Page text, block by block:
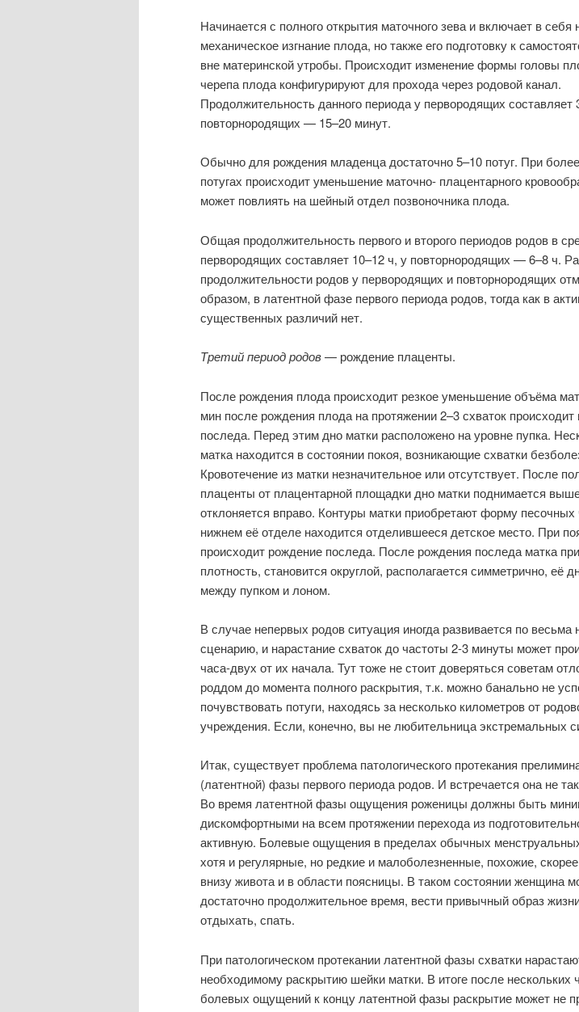
Начинается с полного открытия маточного зева и включает в себя
механическое изгнание плода, но также его подготовку к
вне материнской утробы. Происходит изменение формы головы
черепа плода конфигурируют для прохода через родовой канал.
Продолжительность данного периода у первородящих составляет
повторнородящих — 15–20 минут.
Обычно для рождения младенца достаточно 5–10 потуг. При
потугах происходит уменьшение маточно- плацентарного
может повлиять на шейный отдел позвоночника плода.
Общая продолжительность первого и второго периодов родов в
первородящих составляет 10–12 ч, у повторнородящих — 6–8 ч.
продолжительности родов у первородящих и повторнородящих
образом, в латентной фазе первого периода родов, тогда как в
существенных различий нет.
Третий период родов— рождение плаценты.
После рождения плода происходит резкое уменьшение объёма
мин после рождения плода на протяжении 2–3 схваток происходит
последа. Перед этим дно матки расположено на уровне пупка.
матка находится в состоянии покоя, возникающие схватки
Кровотечение из матки незначительное или отсутствует. После
плаценты от плацентарной площадки дно матки поднимается
отклоняется вправо. Контуры матки приобретают форму песочных
нижнем её отделе находится отделившееся детское место. При
происходит рождение последа. После рождения последа матка
плотность, становится округлой, располагается симметрично, её
между пупком и лоном.
В случае непервых родов ситуация иногда развивается по
сценарию, и нарастание схваток до частоты 2-3 минуты может
часа-двух от их начала. Тут тоже не стоит доверяться советам
роддом до момента полного раскрытия, т.к. можно банально не
почувствовать потуги, находясь за несколько километров от
учреждения. Если, конечно, вы не любительница экстремальных
Итак, существует проблема патологического протекания
(латентной) фазы первого периода родов. И встречается она не
Во время латентной фазы ощущения роженицы должны быть
дискомфортными на всем протяжении перехода из
активную. Болевые ощущения в пределах обычных
хотя и регулярные, но редкие и малоболезненные, похожие,
внизу живота и в области поясницы. В таком состоянии женщина
достаточно продолжительное время, вести привычный образ
отдыхать, спать.
При патологическом протекании латентной фазы схватки
необходимому раскрытию шейки матки. В итоге после нескольких
болевых ощущений к концу латентной фазы раскрытие может не